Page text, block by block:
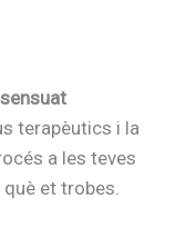
terapèutics i la
a les teves
et trobes.